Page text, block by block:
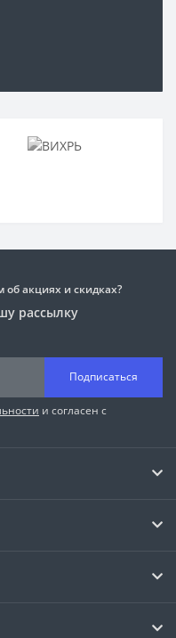
об акциях и скидках?
рассылку
Подписаться
и согласен с